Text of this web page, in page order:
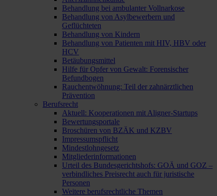
Behandlung bei ambulanter Vollnarkose
Behandlung von Asylbewerbern und
Geflüchteten
Behandlung von Kindern
Behandlung von Patienten mit HIV, HBV oder
HCV
Betäubungsmittel
Hilfe für Opfer von Gewalt: Forensischer
Befundbogen
Rauchentwöhnung: Teil der zahnärztlichen
Prävention
Berufsrecht
Aktuell: Kooperationen mit Aligner-Startups
Bewertungsportale
Broschüren von BZÄK und KZBV
Impressumspflicht
Mindestlohngesetz
Mitgliederinformationen
Urteil des Bundesgerichtshofs: GOÄ und GOZ –
verbindliches Preisrecht auch für juristische
Personen
Weitere berufsrechtliche Themen